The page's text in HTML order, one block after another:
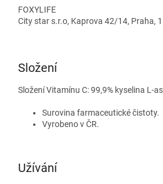
FOXYLIFE
City star s.r.o, Kaprova 42/14, Praha,
Složení
Složení Vitamínu C: 99,9% kyselina L-
Surovina farmaceutické čistoty.
Vyrobeno v ČR.
Užívání